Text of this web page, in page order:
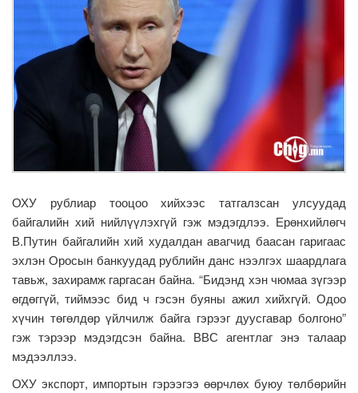
ОХУ рублиар тооцоо хийхээс татгалзсан улсуудад
байгалийн хий нийлүүлэхгүй гэж мэдэгдлээ. Ерөнхийлөгч
В.Путин байгалийн хий худалдан авагчид баасан гаригаас
эхлэн Оросын банкуудад рублийн данс нээлгэх шаардлага
тавьж, захирамж гаргасан байна. “Бидэнд хэн чюмаа зүгээр
өгдөггүй, тиймээс бид ч гэсэн буяны ажил хийхгүй. Одоо
хүчин төгөлдөр үйлчилж байга гэрээг дуусгавар болгоно”
гэж тэрээр мэдэгдсэн байна. ВВС агентлаг энэ талаар
мэдээллээ.
ОХУ экспорт, импортын гэрээгээ өөрчлөх буюу төлбөрийн